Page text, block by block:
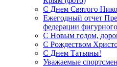
С Днем Святого
Ежегодный отчет
федерации
С Новым годом,
С Рождеством
С Днем Татьяны!
Уважаемые